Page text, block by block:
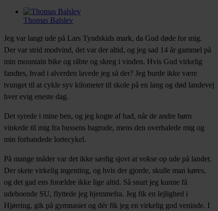
Thomas Balslev
Facebook
Twitter
LinkedIn
Email
Jeg var langt ude på Lars Tyndskids mark, da Gud døde for mig.
Der var strid modvind, det var der altid, og jeg sad 14 år gammel på
min mountain bike og råbte og skreg i vinden. Hvis Gud virkelig
fandtes, hvad i alverden lavede jeg så der? Jeg burde ikke være
tvunget til at cykle syv kilometer til skole på en lang og død landevej
hver evig eneste dag.
Det syrede i mine ben, og jeg kogte af had, når de andre børn
vinkede til mig fra bussens bagrude, mens den overhalede mig og
min forbandede lortecykel.
På mange måder var det ikke særlig sjovt at vokse op ude på landet.
Der skete virkelig ingenting, og hvis der gjorde, skulle man køres,
og det gad ens forældre ikke lige altid. Så snart jeg kunne få
udeboende SU, flyttede jeg hjemmefra. Jeg fik en lejlighed i
Hjørring, gik på gymnasiet og dér fik jeg en virkelig god veninde. I